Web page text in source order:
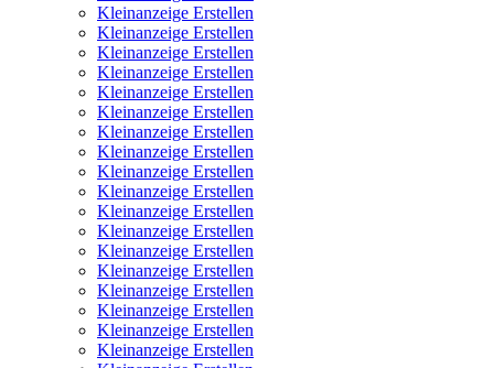
Kleinanzeige Erstellen
Kleinanzeige Erstellen
Kleinanzeige Erstellen
Kleinanzeige Erstellen
Kleinanzeige Erstellen
Kleinanzeige Erstellen
Kleinanzeige Erstellen
Kleinanzeige Erstellen
Kleinanzeige Erstellen
Kleinanzeige Erstellen
Kleinanzeige Erstellen
Kleinanzeige Erstellen
Kleinanzeige Erstellen
Kleinanzeige Erstellen
Kleinanzeige Erstellen
Kleinanzeige Erstellen
Kleinanzeige Erstellen
Kleinanzeige Erstellen